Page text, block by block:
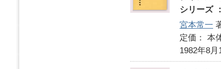
シリーズ
宮本常一
定価：
1982年8月